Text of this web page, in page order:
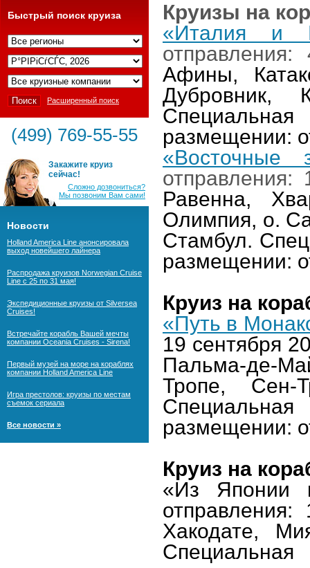
Интернешнл"
Быстрый поиск круиза
Расширенный поиск
(499) 769-55-55
Закажите круиз
сейчас!
Сложно дозвониться?
Мы позвоним Вам сами!
Новости
Holland America Line анонсировала
выход новейшего лайнера
Распродажа круизов Norwegian Cruise
Line с 25 по 31 мая!
Экспедиционные круизы от Silversea
Cruises!
Встречайте корабль Вашей мечты
компании Oceania Cruises - Sirena!
Первый музей на море на кораблях
компании Holland America Line
Игра престолов: круизы по местам
съемок сериала
Все новости »
Круизы на
«Италия и
Афины,
Дубровник,
размещении:
«Восточные
Равенна,
Олимпия, о.
Стамбул.
размещении:
Круиз на
«Путь в
19 сентября
Пальма-де-
Тропе, Сен-
размещении:
Круиз на
«Из Японии
Хакодате,